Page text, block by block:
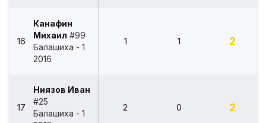
16
Канафин
Михаил #99
Балашиха - 1
2016
1 1 2
17
Ниязов Иван
#25
Балашиха - 1
2 0 2